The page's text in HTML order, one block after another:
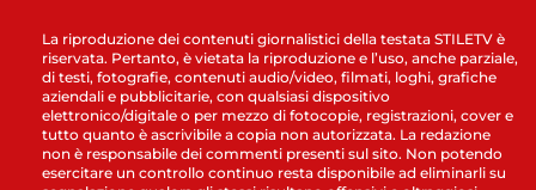
La riproduzione dei contenuti giornalistici della testata STILETV è
riservata. Pertanto, è vietata la riproduzione e l’uso, anche parziale,
di testi, fotografie, contenuti audio/video, filmati, loghi, grafiche
aziendali e pubblicitarie, con qualsiasi dispositivo
elettronico/digitale o per mezzo di fotocopie, registrazioni, cover e
tutto quanto è ascrivibile a copia non autorizzata. La redazione
non è responsabile dei commenti presenti sul sito. Non potendo
esercitare un controllo continuo resta disponibile ad eliminarli su